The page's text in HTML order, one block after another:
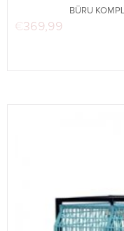
BŪRU
€369,99